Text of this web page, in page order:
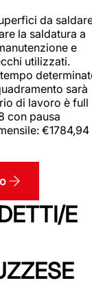
da
la saldatura a
e
utilizzati.
sarà
di lavoro è full
con pausa
€1784,94
E